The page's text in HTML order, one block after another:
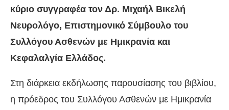
κύριο συγγραφέα τον Δρ. Μιχαήλ Βικελή
Νευρολόγο, Επιστημονικό Σύμβουλο του
Συλλόγου Ασθενών με Ημικρανία και
Κεφαλαλγία Ελλάδος.
Στη διάρκεια εκδήλωσης παρουσίασης του βιβλίου,
η πρόεδρος του Συλλόγου Ασθενών με Ημικρανία